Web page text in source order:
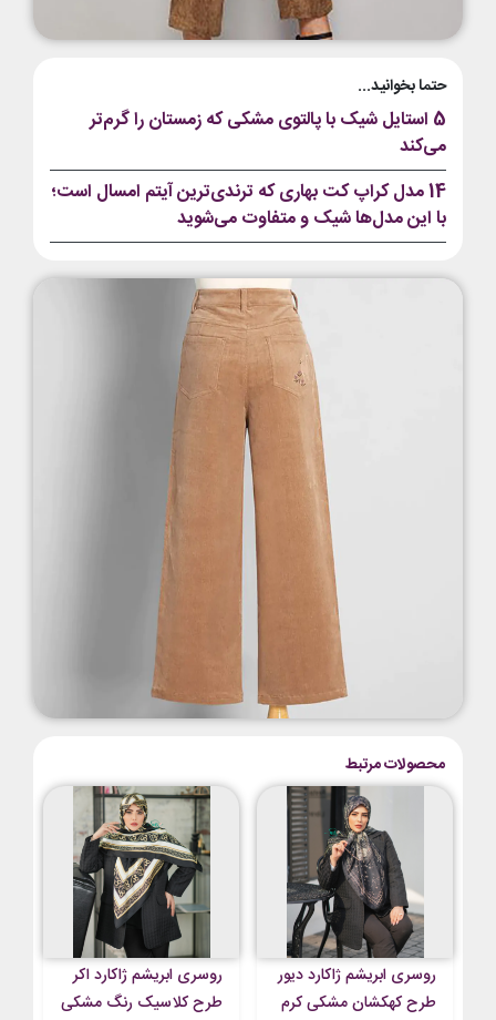
حتما بخوانید...
5 استایل شیک با پالتوی مشکی که زمستان را گرم‌تر
می‌کند
14 مدل کراپ کت بهاری که ترندی‌ترین آیتم امسال است؛
با این مدل‌ها شیک و متفاوت می‌شوید
محصولات مرتبط
روسری ابریشم ژاکارد دیور
طرح کهکشان مشکی کرم
روسری ابریشم ژاکارد اکر
طرح کلاسیک رنگ مشکی